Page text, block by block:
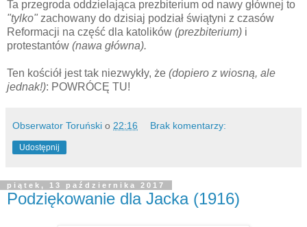
Ta przegroda oddzielająca prezbiterium od nawy głównej to
"tylko" zachowany do dzisiaj podział świątyni z czasów
Reformacji na część dla katolików (prezbiterium) i
protestantów (nawa główna).
Ten kościół jest tak niezwykły, że (dopiero z wiosną, ale
jednak!): POWRÓCĘ TU!
Obserwator Toruński o 22:16 Brak komentarzy:
Udostępnij
piątek, 13 października 2017
Podziękowanie dla Jacka (1916)